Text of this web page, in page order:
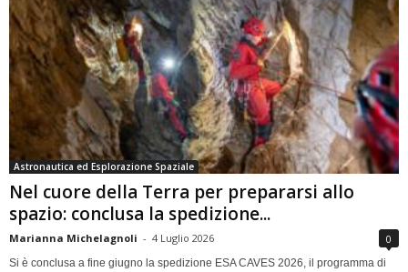
Astronautica ed Esplorazione Spaziale
Nel cuore della Terra per prepararsi allo
spazio: conclusa la spedizione...
Marianna Michelagnoli - 4 Luglio 2026 0
Si è conclusa a fine giugno la spedizione ESA CAVES 2026, il programma di